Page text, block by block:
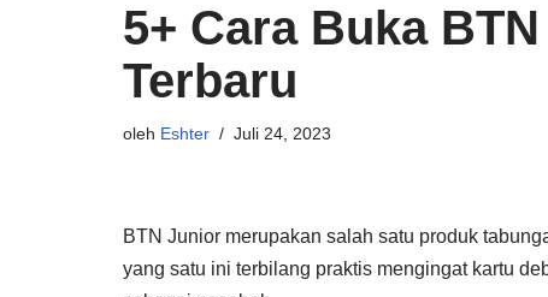
5+ Cara Buka
Terbaru
oleh Eshter Juli 24, 2023
BTN Junior merupakan salah satu produk
yang satu ini terbilang praktis mengingat kartu